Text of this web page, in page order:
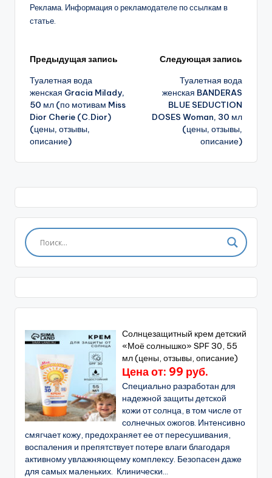
Реклама. Информация о рекламодателе по ссылкам в
статье.
Навигация
записи
Предыдущая запись
Туалетная вода
женская Gracia Milady,
50 мл (по мотивам Miss
Dior Cherie (C.Dior)
(цены, отзывы,
описание)
Следующая запись
Туалетная вода
женская BANDERAS
BLUE SEDUCTION
DOSES Woman, 30 мл
(цены, отзывы,
описание)
Солнцезащитный крем детский
«Моё солнышко» SPF 30, 55
мл (цены, отзывы, описание)
Цена от: 99 руб.
Специально разработан для
надежной защиты детской
кожи от солнца, в том числе от
солнечных ожогов. Интенсивно
смягчает кожу, предохраняет ее от пересушивания,
воспаления и препятствует потере влаги благодаря
активному увлажняющему комплексу. Безопасен даже
для самых маленьких. Клинически...